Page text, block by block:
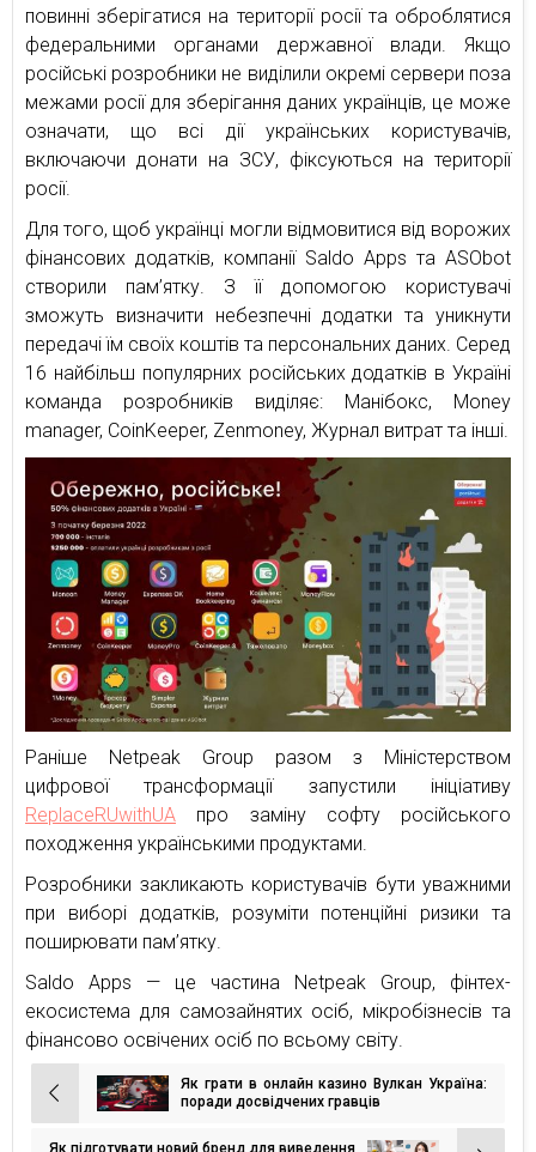
повинні зберігатися на території росії та оброблятися
федеральними органами державної влади. Якщо
російські розробники не виділили окремі сервери поза
межами росії для зберігання даних українців, це може
означати, що всі дії українських користувачів,
включаючи донати на ЗСУ, фіксуються на території
росії.
Для того, щоб українці могли відмовитися від ворожих
фінансових додатків, компанії Saldo Apps та ASObot
створили пам’ятку. З її допомогою користувачі
зможуть визначити небезпечні додатки та уникнути
передачі їм своїх коштів та персональних даних. Серед
16 найбільш популярних російських додатків в Україні
команда розробників виділяє: Манібокс, Money
manager, CoinKeeper, Zenmoney, Журнал витрат та інші.
Раніше Netpeak Group разом з Міністерством
цифрової трансформації запустили ініціативу
ReplaceRUwithUA про заміну софту російського
походження українськими продуктами.
Розробники закликають користувачів бути уважними
при виборі додатків, розуміти потенційні ризики та
поширювати пам’ятку.
Saldo Apps — це частина Netpeak Group, фінтех-
екосистема для самозайнятих осіб, мікробізнесів та
фінансово освічених осіб по всьому світу.
Навігація
записів
Як грати в онлайн казино Вулкан Україна:
поради досвідчених гравців
Як підготувати новий бренд для виведення